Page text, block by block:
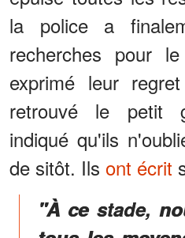
la police a
recherches pour
exprimé leur
retrouvé le petit
indiqué qu'ils
de sitôt. Ils ont écrit
"À ce stade,